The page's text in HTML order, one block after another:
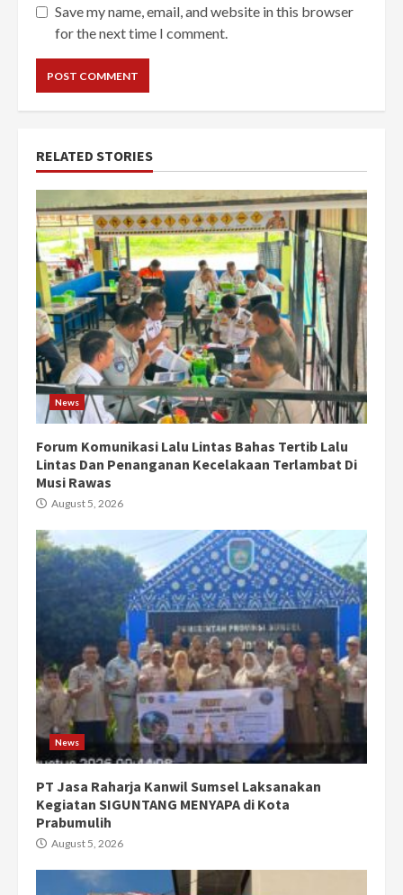
Save my name, email, and website in this browser
for the next time I comment.
RELATED STORIES
News
Forum Komunikasi Lalu Lintas Bahas Tertib Lalu
Lintas Dan Penanganan Kecelakaan Terlambat Di
Musi Rawas
August 5, 2026
News
PT Jasa Raharja Kanwil Sumsel Laksanakan
Kegiatan SIGUNTANG MENYAPA di Kota
Prabumulih
August 5, 2026